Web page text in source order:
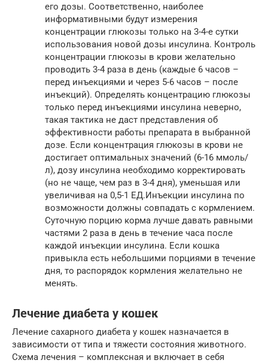
его дозы. Соответственно, наиболее
информативными будут измерения
концентрации глюкозы только на 3-4-е сутки
использования новой дозы инсулина. Контроль
концентрации глюкозы в крови желательно
проводить 3-4 раза в день (каждые 6 часов –
перед инъекциями и через 5-6 часов – после
инъекций). Определять концентрацию глюкозы
только перед инъекциями инсулина неверно,
такая тактика не даст представления об
эффективности работы препарата в выбранной
дозе. Если концентрация глюкозы в крови не
достигает оптимальных значений (6-16 ммоль/
л), дозу инсулина необходимо корректировать
(но не чаще, чем раз в 3-4 дня), уменьшая или
увеличивая на 0,5-1 ЕД.Инъекции инсулина по
возможности должны совпадать с кормлением.
Суточную порцию корма лучше давать равными
частями 2 раза в день в течение часа после
каждой инъекции инсулина. Если кошка
привыкла есть небольшими порциями в течение
дня, то распорядок кормления желательно не
менять.
Лечение диабета у кошек
Лечение сахарного диабета у кошек назначается в
зависимости от типа и тяжести состояния животного.
Схема лечения – комплексная и включает в себя